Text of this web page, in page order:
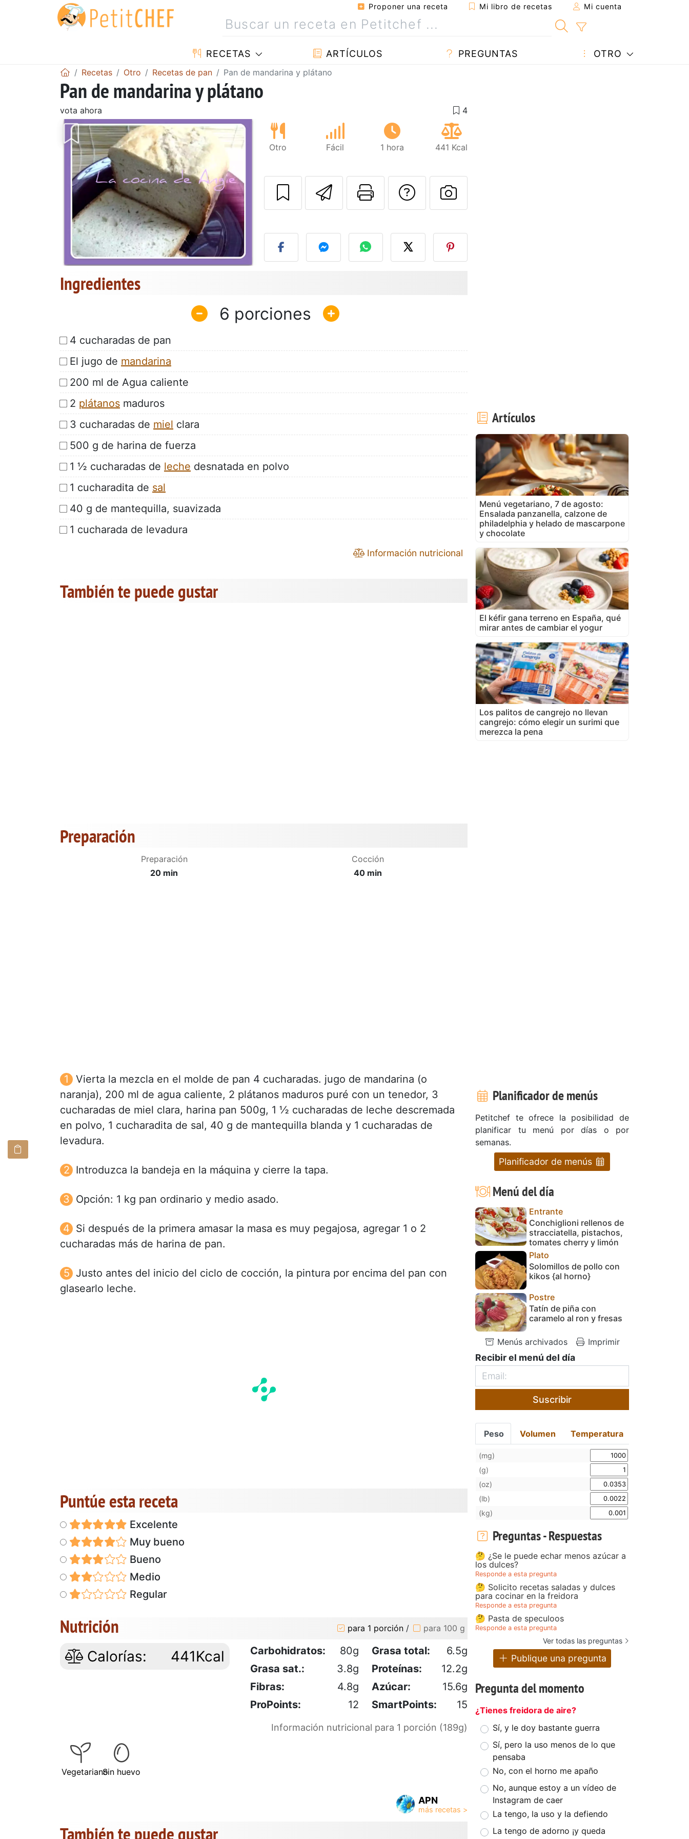
Proponer una receta Mi libro de recetas Mi cuenta
RECETAS ARTÍCULOS PREGUNTAS OTRO
Recetas Otro Recetas de pan Pan de mandarina y plátano
Pan de mandarina y plátano
vota ahora
Otro Fácil 1 hora 441 Kcal
Enviar esta receta a un amigo
Imprimir esta página
Preguntar al autor
Publicar la foto de esta receta
Ingredientes
6
4 cucharadas de pan
El jugo de mandarina
200 ml de Agua caliente
2 plátanos maduros
3 cucharadas de miel clara
500 g de harina de fuerza
1 ½ cucharadas de leche desnatada en polvo
1 cucharadita de sal
40 g de mantequilla, suavizada
1 cucharada de levadura
Información nutricional
También te puede gustar
Preparación
Preparación
20 min
Cocción
40 min
Vierta la mezcla en el molde de pan 4 cucharadas. jugo de mandarina (o
naranja), 200 ml de agua caliente, 2 plátanos maduros puré con un tenedor, 3
cucharadas de miel clara, harina pan 500g, 1 ½ cucharadas de leche descremada
en polvo, 1 cucharadita de sal, 40 g de mantequilla blanda y 1 cucharadas de
levadura.
Introduzca la bandeja en la máquina y cierre la tapa.
Opción: 1 kg pan ordinario y medio asado.
Si después de la primera amasar la masa es muy pegajosa, agregar 1 o 2
cucharadas más de harina de pan.
Justo antes del inicio del ciclo de cocción, la pintura por encima del pan con
glasearlo leche.
Puntúe esta receta
Excelente
Muy bueno
Bueno
Medio
Regular
Nutrición para 1 porción / para 100 g
Calorías: 441Kcal Carbohidratos: 80g Grasa total:
6.5g
Grasa sat.:
3.8g Proteínas:
12.2g
Fibras:
4.8g Azúcar:
15.6g
ProPoints:
12 SmartPoints: 15
Información nutricional para 1 porción (189g)
VegetarianoSin huevo
APN
También te puede gustar
Artículos
Menú vegetariano, 7 de agosto:
Ensalada panzanella, calzone de
philadelphia y helado de mascarpone
y chocolate
El kéfir gana terreno en España, qué
mirar antes de cambiar el yogur
Los palitos de cangrejo no llevan
cangrejo: cómo elegir un surimi que
merezca la pena
Planificador de menús
Petitchef te ofrece la posibilidad de
planificar tu menú por días o por
semanas.
Planificador de menús
Menú del día
Entrante
Conchiglioni rellenos de
stracciatella, pistachos,
tomates cherry y limón
Plato
Solomillos de pollo con
kikos {al horno}
Postre
Tatín de piña con
caramelo al ron y fresas
Menús archivados Imprimir
Recibir el menú del día
Suscribir
Peso Volumen Temperatura
(mg)
(g)
(oz)
(lb)
(kg)
Preguntas - Respuestas
🤔 ¿Se le puede echar menos azúcar a
los dulces?
Responde a esta pregunta
🤔 Solicito recetas saladas y dulces
para cocinar en la freidora
Responde a esta pregunta
🤔 Pasta de speculoos
Responde a esta pregunta
Ver todas las preguntas
Publique una pregunta
Pregunta del momento
¿Tienes freidora de aire?
Sí, y le doy bastante guerra
Sí, pero la uso menos de lo que
pensaba
No, con el horno me apaño
No, aunque estoy a un vídeo de
Instagram de caer
La tengo, la uso y la defiendo
La tengo de adorno ¡y queda